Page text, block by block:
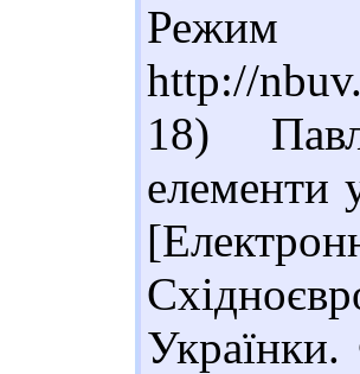
http://
18)
елементи